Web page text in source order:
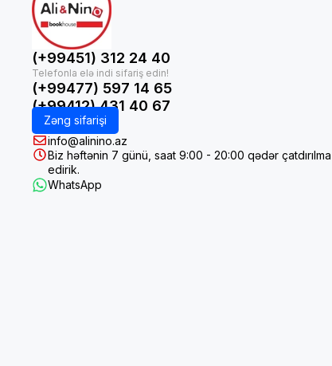
(+99451) 312 24 40
(+99477) 597 14 65
(+99412) 431 40 67
Zəng sifarişi
info@alinino.az
Biz həftənin 7 günü, saat 9:00 - 20:00 qədər çatdırılma
edirik.
WhatsApp